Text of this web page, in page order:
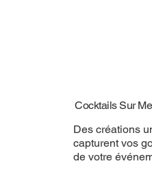
Cocktails Sur
Des créations
capturent vos
de votre